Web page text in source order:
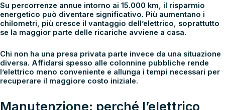
Su percorrenze annue intorno ai 15.000 km, il risparmio
energetico può diventare significativo. Più aumentano i
chilometri, più cresce il vantaggio dell’elettrico, soprattutto
se la maggior parte delle ricariche avviene a casa.
Chi non ha una presa privata parte invece da una situazione
diversa. Affidarsi spesso alle colonnine pubbliche rende
l’elettrico meno conveniente e allunga i tempi necessari per
recuperare il maggiore costo iniziale.
Manutenzione: perché l’elettrico